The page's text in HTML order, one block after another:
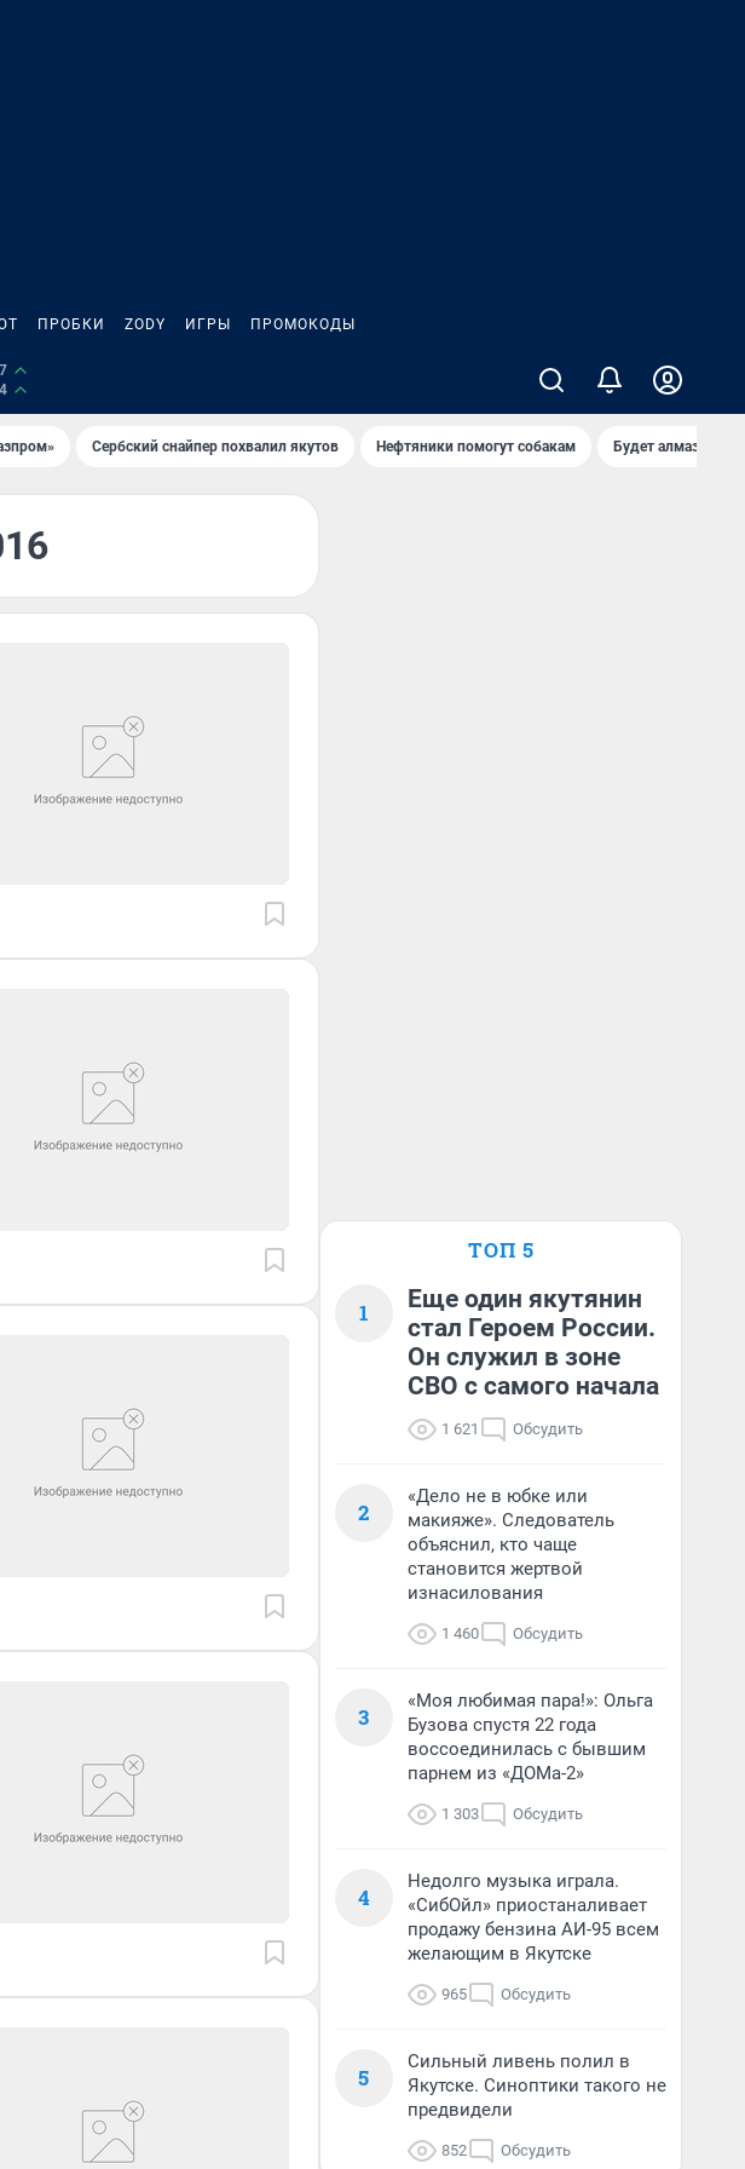
ПРОБКИ ZODY ИГРЫ ПРОМОКОДЫ
Сербский снайпер похвалил якутов Нефтяники помогут собакам Будет алмазный
ТОП 5
1
Еще один якутянин
стал Героем России.
Он служил в зоне
СВО с самого начала
1 621 Обсудить
2
«Дело не в юбке или
макияже». Следователь
объяснил, кто чаще
становится жертвой
изнасилования
1 460 Обсудить
3
«Моя любимая пара!»: Ольга
Бузова спустя 22 года
воссоединилась с бывшим
парнем из «ДОМа-2»
1 303 Обсудить
4
Недолго музыка играла.
«СибОйл» приостаналивает
продажу бензина АИ-95 всем
желающим в Якутске
965 Обсудить
5
Сильный ливень полил в
Якутске. Синоптики такого не
предвидели
852 Обсудить